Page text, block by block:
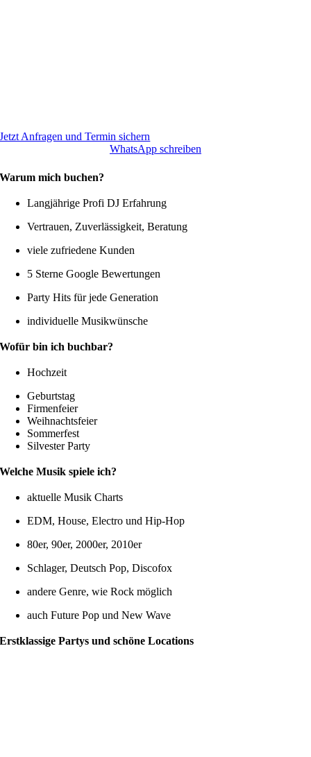
Jetzt Anfragen und Termin sichern
WhatsApp schreiben
Warum mich buchen?
Langjährige Profi DJ Erfahrung
Vertrauen, Zuverlässigkeit, Beratung
viele zufriedene Kunden
5 Sterne Google Bewertungen
Party Hits für jede Generation
individuelle Musikwünsche
Wofür bin ich buchbar?
Hochzeit
Geburtstag
Firmenfeier
Weihnachtsfeier
Sommerfest
Silvester Party
Welche Musik spiele ich?
aktuelle Musik Charts
EDM, House, Electro und Hip-Hop
80er, 90er, 2000er, 2010er
Schlager, Deutsch Pop, Discofox
andere Genre, wie Rock möglich
auch Future Pop und New Wave
Erstklassige Partys und schöne Locations